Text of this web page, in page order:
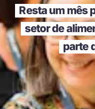
Resta um mês
setor de
parte